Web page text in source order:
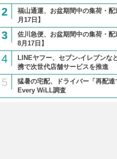
2
福山通運、お盆期間中の集荷・
月17日】
3
佐川急便、お盆期間中の集荷・
8月17日】
4
LINEヤフー、セブン-イレブン
携で次世代店舗サービスを推進
5
猛暑の宅配、ドライバー「再配
Every WiLL調査